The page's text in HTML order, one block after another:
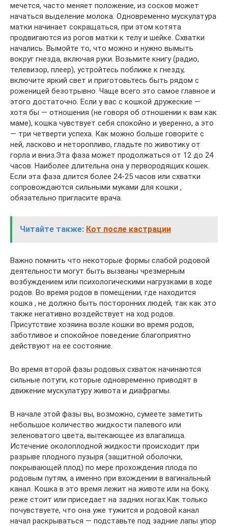
мечется, часто меняет положение, из сосков может
начаться выделение молока. Одновременно мускулатура
матки начинает сокращаться, при этом котята
продвигаются из рогов матки к телу и шейке. Схватки
начались. Вымойте то, что можно и нужно вымыть
вокруг гнезда, включая руки. Возьмите книгу (радио,
телевизор, плеер), устройтесь поближе к гнезду,
включите яркий свет и приготовьтесь быть рядом с
роженицей безотрывно. Чаще всего это самое главное и
этого достаточно. Если у вас с кошкой дружеские —
хотя бы — отношения (не говоря об отношении к вам как
маме), кошка чувствует себя спокойно и уверенно, а это
— три четверти успеха. Как можно больше говорите с
ней, ласково и неторопливо, гладьте по животику от
горла и вниз.Эта фаза может продолжаться от 12 до 24
часов. Наиболее длительна она у первородящих кошек.
Если эта фаза длится более 24-25 часов или схватки
сопровождаются сильными муками для кошки ,
обязательно пригласите врача.
Читайте также: Кот после кастрации
Важно помнить что некоторые формы слабой родовой
деятельности могут быть вызваны чрезмерным
возбуждением или психологическими нагрузками в ходе
родов. Во время родов в помещении, где находится
кошка , не должно быть посторонних людей, так как это
также негативно воздействует на ход родов.
Присутствие хозяина возле кошки во время родов,
заботливое и спокойное поведение благоприятно
действуют на ее состояние.
Во время второй фазы родовых схваток начинаются
сильные потуги, которые одновременно приводят в
движение мускулатуру живота и диафрагмы.
В начале этой фазы вы, возможно, сумеете заметить
небольшое количество жидкости палевого или
зеленоватого цвета, вытекающее из влагалища.
Истечение околоплодной жидкости происходит при
разрыве плодного пузыря (защитной оболочки,
покрывающей плод) по мере прохождения плода по
родовым путям, а именно при вхождении в вагинальный
канал. Кошка в это время лежит на животе или на боку,
реже стоит или приседает на задних ногах.Как только
почувствуете, что она уже тужится и родовой канал
начал раскрываться — подставьте под задние лапы упор